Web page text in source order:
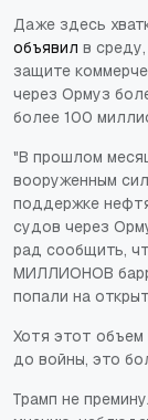
Даже здесь
объявил в
защите
через Ормуз
более 100
"В прошлом
вооруженным
поддержке
судов через
рад сообщить,
МИЛЛИОНОВ
попали на
Хотя этот
до войны, это
Трамп не